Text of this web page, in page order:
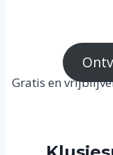
Gratis en